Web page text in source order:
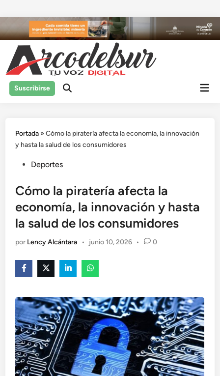
al
contenido
Suscribirse
Portada »Cómo la piratería afecta la economía, la innovación
y hasta la salud de los consumidores
Publicado
Deportes
Cómo la piratería afecta la
economía, la innovación y hasta
la salud de los consumidores
por Lency Alcántara • junio 10, 2026 • 0